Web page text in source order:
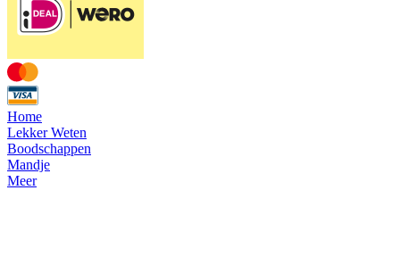
Home
Lekker Weten
Boodschappen
Mandje
Meer